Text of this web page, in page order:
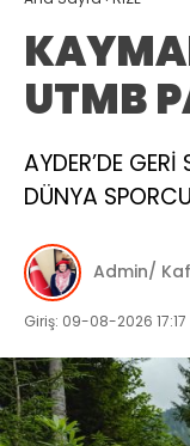
UTMB
AYDER’DE
DÜNYA
Admin/
Giriş: 09-08-2026 17:17